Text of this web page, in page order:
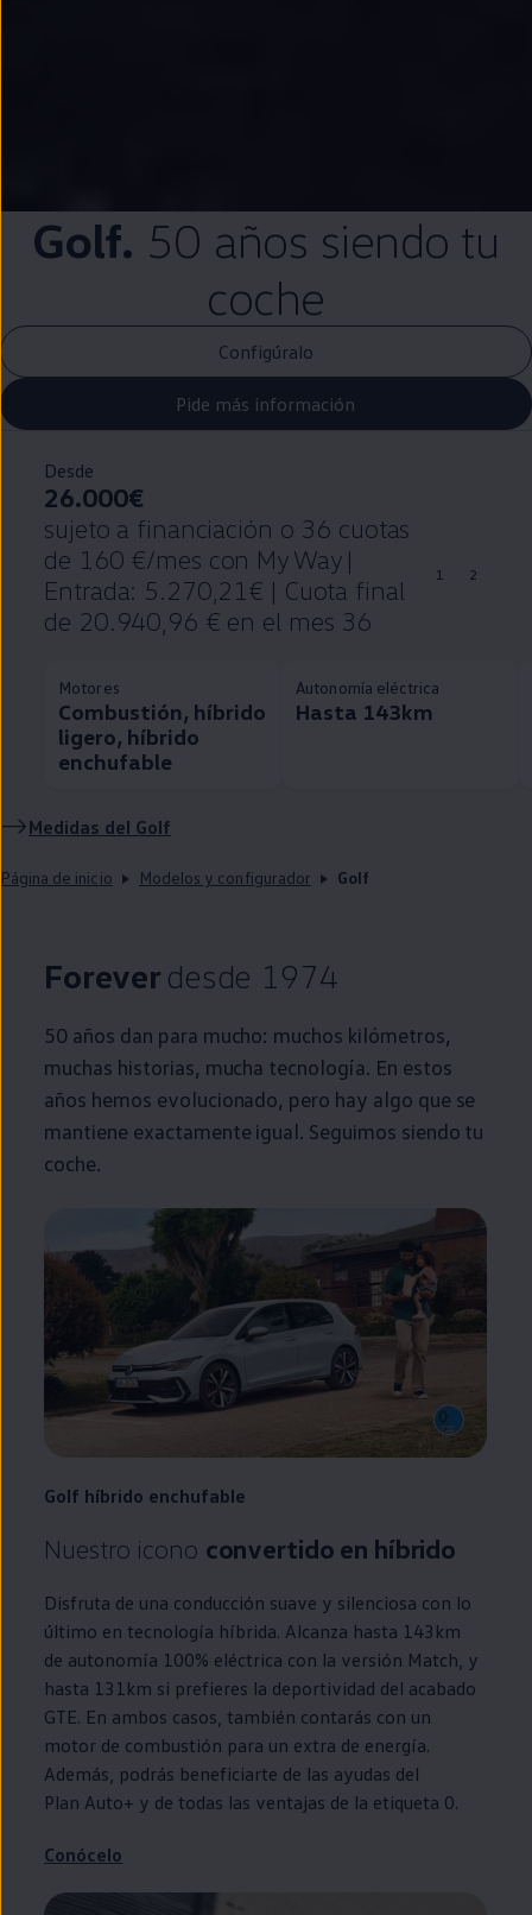
Golf. 50 años siendo tu
coche
Configúralo
Pide más información
Desde
26.000€
sujeto a financiación o 36 cuotas
de 160 €/mes con My Way |
Entrada: 5.270,21€ | Cuota final
de 20.940,96 € en el mes 36
1 2
Motores
Combustión, híbrido
ligero, híbrido
enchufable
Autonomía eléctrica
Hasta 143km
Medidas del Golf
Página de inicio Modelos y configurador Golf
Forever desde 1974
50 años dan para mucho: muchos kilómetros,
muchas historias, mucha tecnología. En estos
años hemos evolucionado, pero hay algo que se
mantiene exactamente igual. Seguimos siendo tu
coche.
Golf híbrido enchufable
Nuestro icono convertido en híbrido
Disfruta de una conducción suave y silenciosa con lo
último en tecnología híbrida. Alcanza hasta 143km
de autonomía 100% eléctrica con la versión Match, y
hasta 131km si prefieres la deportividad del acabado
GTE. En ambos casos, también contarás con un
motor de combustión para un extra de energía.
Además, podrás beneficiarte de las ayudas del
Plan Auto+ y de todas las ventajas de la etiqueta 0.
Conócelo